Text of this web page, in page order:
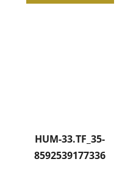
HUM-33.TF_35-
8592539177336